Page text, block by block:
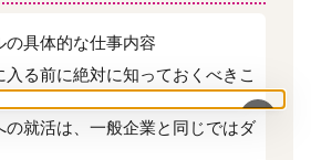
×
の具体的な仕事内容
入る前に絶対に知っておくべきこ
の就活は、一般企業と同じではダ